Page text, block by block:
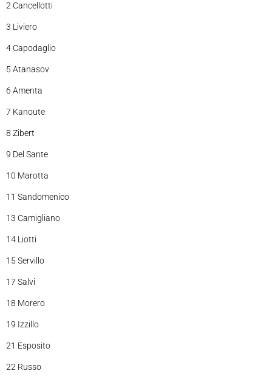
2 Cancellotti
3 Liviero
4 Capodaglio
5 Atanasov
6 Amenta
7 Kanoute
8 Zibert
9 Del Sante
10 Marotta
11 Sandomenico
13 Camigliano
14 Liotti
15 Servillo
17 Salvi
18 Morero
19 Izzillo
21 Esposito
22 Russo